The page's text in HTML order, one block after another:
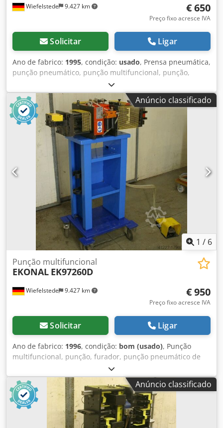
Wiefelstede 9.427 km € 650
Preço fixo acresce IVA
Solicitar Ligar
Ano de fabrico: 1995, condição: usado, Prensa pneumática,
punção pneumático, punção multifuncional, punção,
punção universal, máquina de puncionar -para produção
de janelas: ferramentas -pneumáticas: com accionamento
por pedal -com várias ferramentas: -pneumático:
accionado Dwsdpfx Aodkx S Eekqea -pressão do ar: 8 bar -
força de pressão: aprox. 3,2 ton. -curso máx.: 20 mm -
Dimensões entre montantes: 250 x 200 mm -Dimensões:
505/510/H1360 mm -Peso: 90 kg
Anúncio classificado
1 / 6
Wiefelstede 9.427 km
Punção multifuncional
EKONAL EK97260D
€ 950
Preço fixo acresce IVA
Solicitar Ligar
Ano de fabrico: 1996, condição: bom (usado), Punção
multifuncional, punção, furador, punção pneumático de
furos Dedpfsb A H U Ejx Akqowa -operado
pneumaticamente -ano de fabricação: 1996
Anúncio classificado